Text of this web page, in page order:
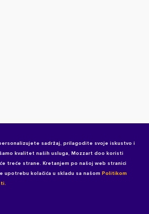
sadržaj, prilagodite svoje iskustvo i
kvalitet naših usluga, Mozzart doo koristi
treće strane. Kretanjem po našoj web stranici
upotrebu kolačića u skladu sa našom Politikom